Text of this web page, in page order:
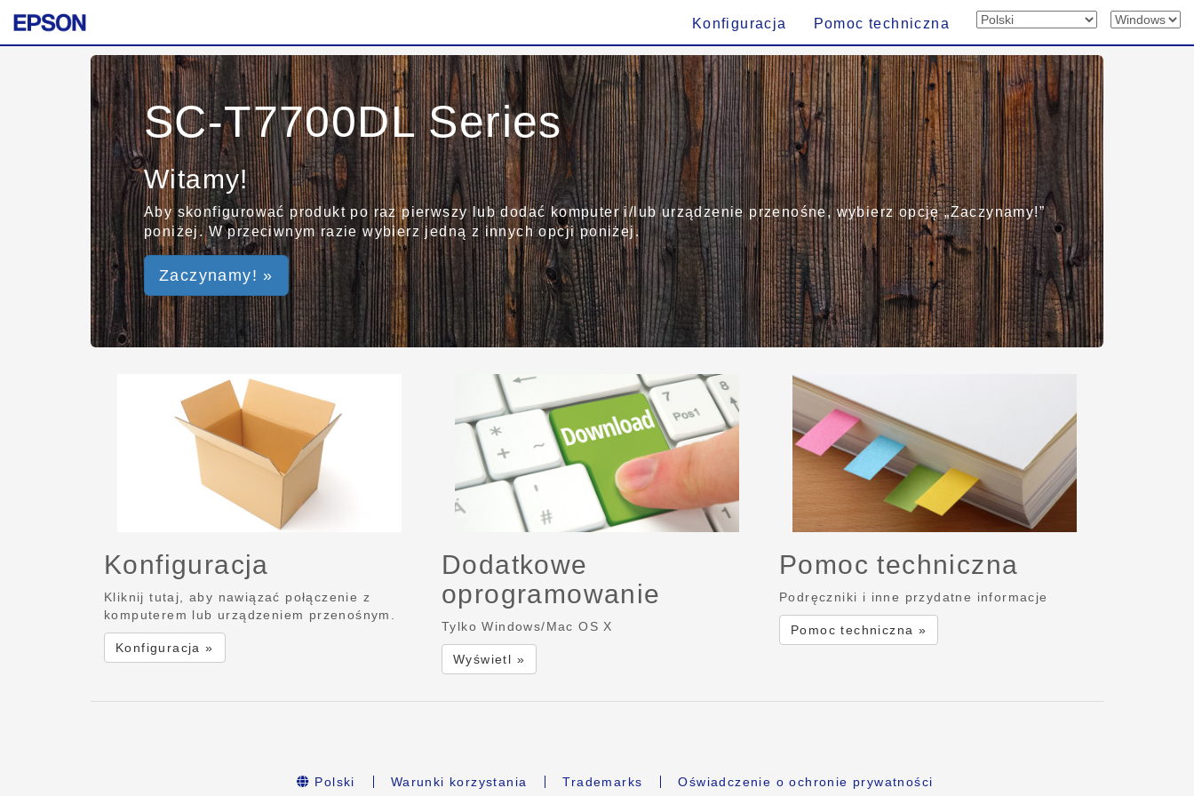
Konfiguracja Pomoc techniczna
SC-T7700DL Series
Witamy!
Aby skonfigurować produkt po raz pierwszy lub dodać komputer i/lub urządzenie przenośne, wybierz opcję „Zaczynamy!”
poniżej. W przeciwnym razie wybierz jedną z innych opcji poniżej.
Zaczynamy! »
Konfiguracja
Kliknij tutaj, aby nawiązać połączenie z
komputerem lub urządzeniem przenośnym.
Konfiguracja »
Dodatkowe
oprogramowanie
Tylko Windows/Mac OS X
Wyświetl »
Pomoc techniczna
Podręczniki i inne przydatne informacje
Pomoc techniczna »
Polski Warunki korzystania Trademarks Oświadczenie o ochronie prywatności